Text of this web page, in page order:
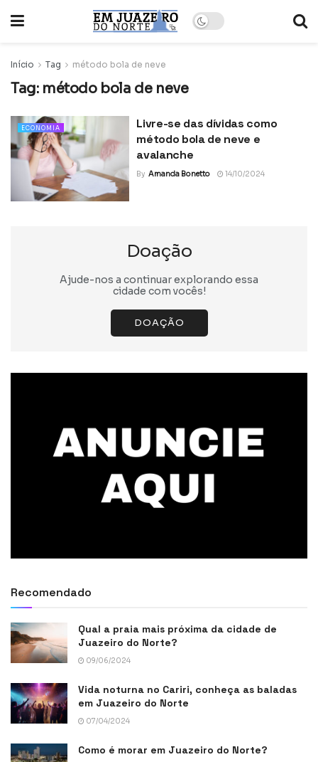
Início Tag método bola de neve
Tag: método bola de neve
ECONOMIA
Livre-se das dívidas como
método bola de neve e
avalanche
By Amanda Bonetto 14/10/2024
Doação
Ajude-nos a continuar explorando essa
cidade com vocês!
DOAÇÃO
Recomendado
Qual a praia mais próxima da cidade de
Juazeiro do Norte?
09/06/2024
Vida noturna no Cariri, conheça as baladas
em Juazeiro do Norte
07/04/2024
Como é morar em Juazeiro do Norte?